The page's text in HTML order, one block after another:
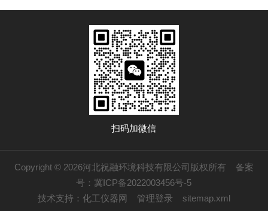
扫码加微信
Copyright © 2026河北祝融环境科技有限公司版权所有 备案
号：冀ICP备2022003456号-5
技术支持： 化工仪器网 管理登录 sitemap.xml